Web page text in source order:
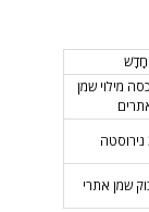
חָדָשׁ
מילוי שמן
שמן אתרי